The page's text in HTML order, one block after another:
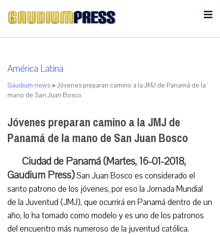
América Latina
Gaudium news >Jóvenes preparan camino a la JMJ de Panamá de la
mano de San Juan Bosco
Jóvenes preparan camino a la JMJ de
Panamá de la mano de San Juan Bosco
Ciudad de Panamá (Martes, 16-01-2018,
Gaudium Press)San Juan Bosco es considerado el
santo patrono de los jóvenes, por eso la Jornada Mundial
de la Juventud (JMJ), que ocurrirá en Panamá dentro de un
año, lo ha tomado como modelo y es uno de los patronos
del encuentro más numeroso de la juventud católica.